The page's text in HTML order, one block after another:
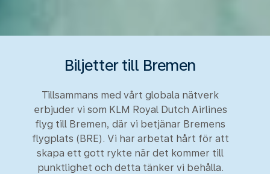
Biljetter till Bremen
Tillsammans med vårt globala nätverk
erbjuder vi som KLM Royal Dutch Airlines
flyg till Bremen, där vi betjänar Bremens
flygplats (BRE). Vi har arbetat hårt för att
skapa ett gott rykte när det kommer till
punktlighet och detta tänker vi behålla.